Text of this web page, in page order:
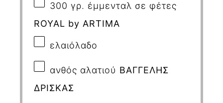
300 γρ. έμμενταλ σε φέτες
ROYAL by ARTIMA
ελαιόλαδο
ανθός αλατιού ΒΑΓΓΕΛΗΣ
ΔΡΙΣΚΑΣ